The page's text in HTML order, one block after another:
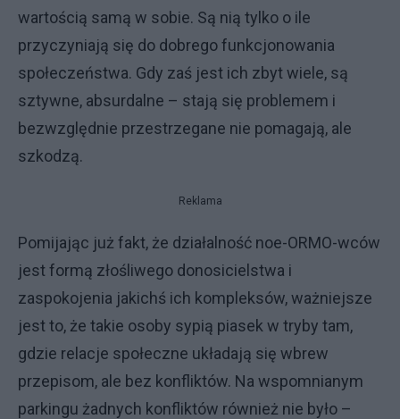
wartością samą w sobie. Są nią tylko o ile
przyczyniają się do dobrego funkcjonowania
społeczeństwa. Gdy zaś jest ich zbyt wiele, są
sztywne, absurdalne – stają się problemem i
bezwzględnie przestrzegane nie pomagają, ale
szkodzą.
Reklama
Pomijając już fakt, że działalność noe-ORMO-wców
jest formą złośliwego donosicielstwa i
zaspokojenia jakichś ich kompleksów, ważniejsze
jest to, że takie osoby sypią piasek w tryby tam,
gdzie relacje społeczne układają się wbrew
przepisom, ale bez konfliktów. Na wspomnianym
parkingu żadnych konfliktów również nie było –